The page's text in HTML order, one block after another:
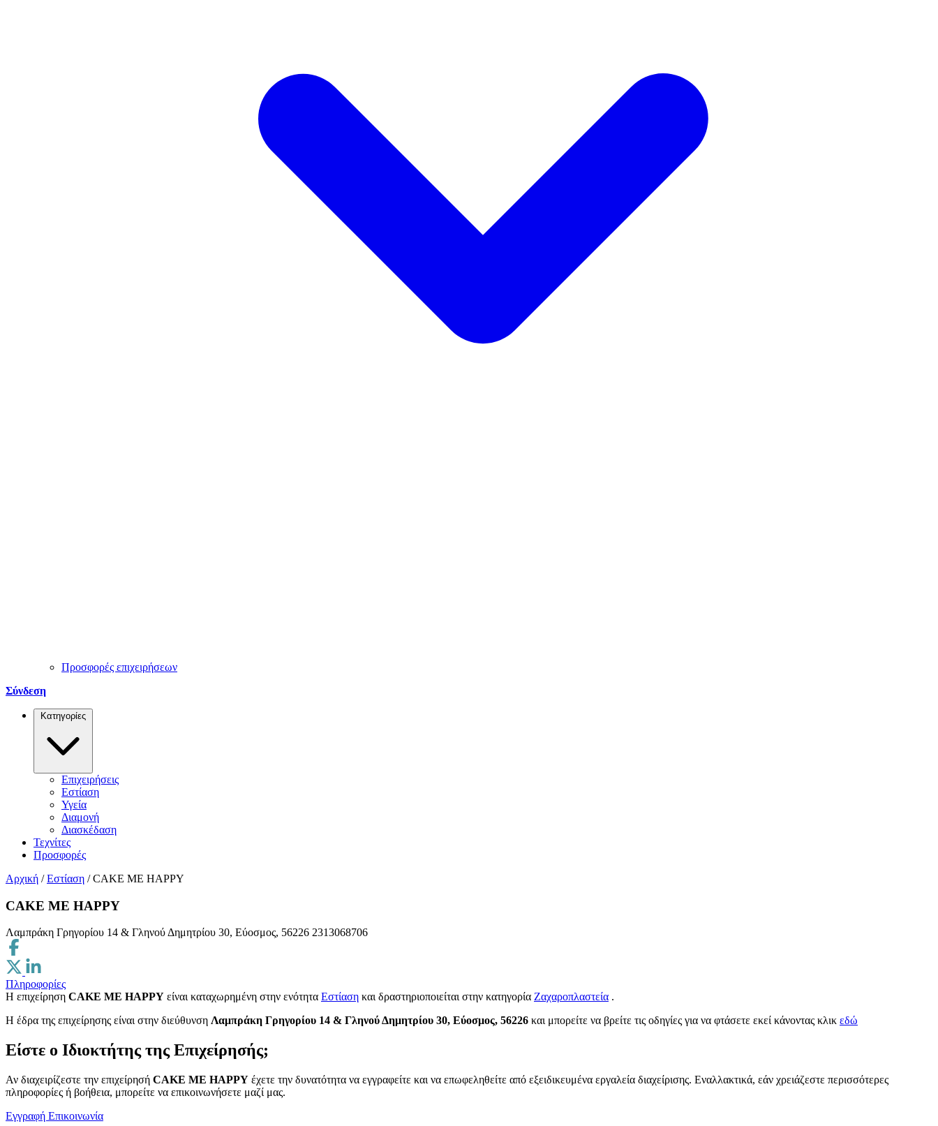
Προσφορές επιχειρήσεων
Σύνδεση
Κατηγορίες
Επιχειρήσεις
Εστίαση
Υγεία
Διαμονή
Διασκέδαση
Τεχνίτες
Προσφορές
Αρχική / Εστίαση / CAKE ME HAPPY
CAKE ME HAPPY
Λαμπράκη Γρηγορίου 14 & Γληνού Δημητρίου 30, Εύοσμος, 56226 2313068706
Πληροφορίες
Η επιχείρηση CAKE ME HAPPY είναι καταχωρημένη στην ενότητα Εστίαση και δραστηριοποιείται στην κατηγορία Ζαχαροπλαστεία .
H έδρα της επιχείρησης είναι στην διεύθυνση Λαμπράκη Γρηγορίου 14 & Γληνού Δημητρίου 30, Εύοσμος, 56226 και μπορείτε να βρείτε τις οδηγίες για να φτάσετε εκεί κάνοντας κλικ εδώ
Είστε ο Ιδιοκτήτης της Επιχείρησής;
Αν διαχειρίζεστε την επιχείρησή CAKE ME HAPPY έχετε την δυνατότητα να εγγραφείτε και να επωφεληθείτε από εξειδικευμένα εργαλεία διαχείρισης. Εναλλακτικά, εάν χρειάζεστε περισσότερες
πληροφορίες ή βοήθεια, μπορείτε να επικοινωνήσετε μαζί μας.
Εγγραφή Επικοινωνία